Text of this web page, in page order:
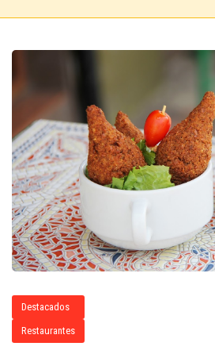
Destacados
Restaurantes